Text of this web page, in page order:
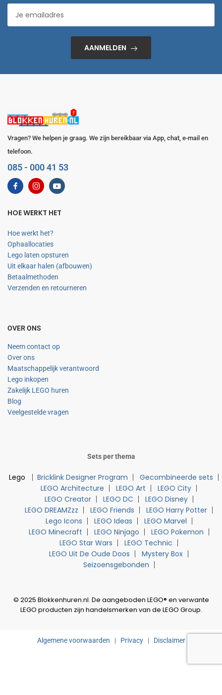
AANMELDEN
Vragen? We helpen je graag. We zijn bereikbaar via App, chat, e-mail en
telefoon.
085 - 000 41 53
HOE WERKT HET
Hoe werkt het?
Ophaallocaties
Lego laten opsturen
Uit elkaar halen (afbouwen)
Betaalmethoden
Verzenden en retourneren
OVER ONS
Neem contact op
Over ons
Maatschappelijk verantwoord
Lego inkopen
Zakelijk LEGO huren
Blog
Veelgestelde vragen
Sets per thema
Lego Bricklink Designer Program
Gecombineerde sets
LEGO Architecture
LEGO Art
LEGO City
LEGO Creator
LEGO DC
LEGO Disney
LEGO DREAMZzz
LEGO Friends
LEGO Harry Potter
Lego Icons
LEGO Ideas
LEGO Marvel
LEGO Minecraft
LEGO Ninjago
LEGO Pokemon
LEGO Star Wars
LEGO Technic
LEGO Uit De Oude Doos
Mystery Box
Seizoensgebonden
© 2025 Blokkenhuren.nl. De aangeboden LEGO® en verwante
LEGO producten zijn handelsmerken van de LEGO Group.
Algemene voorwaarden | Privacy| Disclaimer